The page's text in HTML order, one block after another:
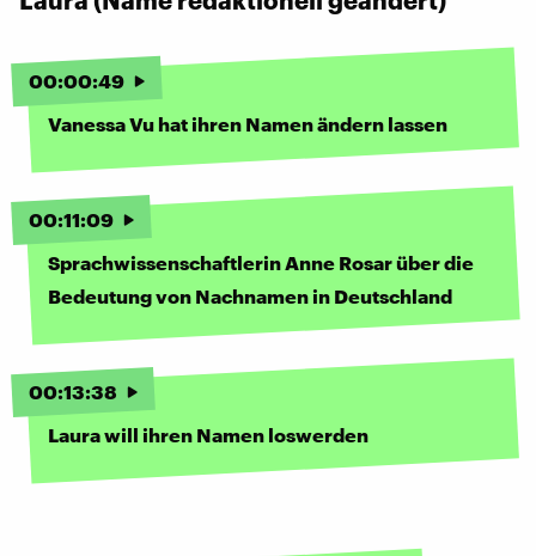
00:00:49
Vanessa Vu hat ihren Namen ändern lassen
00:11:09
Sprachwissenschaftlerin Anne Rosar über die
Bedeutung von Nachnamen in Deutschland
00:13:38
Laura will ihren Namen loswerden